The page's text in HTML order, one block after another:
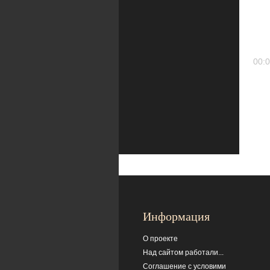
Информация
О проекте
Над сайтом работали...
Соглашение с условими